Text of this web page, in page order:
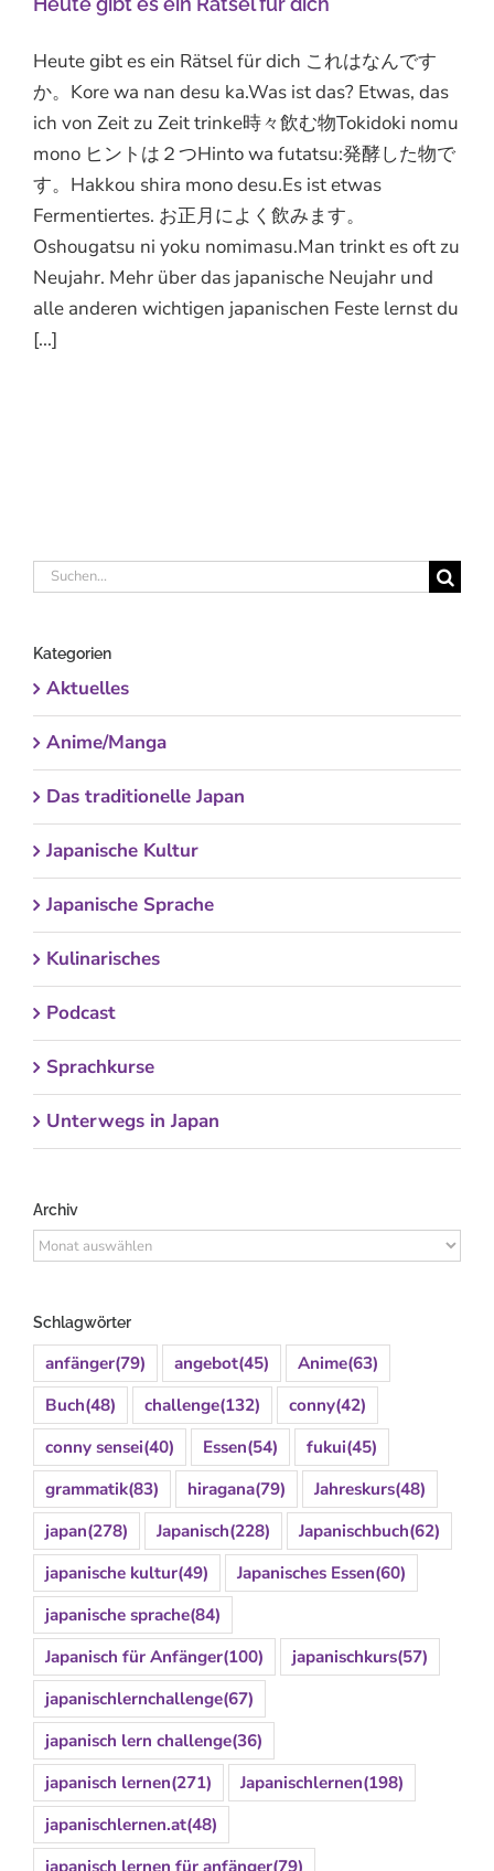
Heute gibt es ein Rätsel für dich これはなんです
か。Kore wa nan desu ka.Was ist das? Etwas, das
ich von Zeit zu Zeit trinke時々飲む物Tokidoki nomu
mono ヒントは２つHinto wa futatsu:発酵した物で
す。Hakkou shira mono desu.Es ist etwas
Fermentiertes. お正月によく飲みます。
Oshougatsu ni yoku nomimasu.Man trinkt es oft zu
Neujahr. Mehr über das japanische Neujahr und
alle anderen wichtigen japanischen Feste lernst du
[...]
Suche
Kategorien
Aktuelles
Anime/Manga
Das traditionelle Japan
Japanische Kultur
Japanische Sprache
Kulinarisches
Podcast
Sprachkurse
Unterwegs in Japan
Archiv
Archiv
Schlagwörter
anfänger(79) angebot(45) Anime(63)
Buch(48) challenge(132) conny(42)
conny sensei(40) Essen(54) fukui(45)
grammatik(83) hiragana(79) Jahreskurs(48)
japan(278) Japanisch(228) Japanischbuch(62)
japanische kultur(49) Japanisches Essen(60)
japanische sprache(84)
Japanisch für Anfänger(100) japanischkurs(57)
japanischlernchallenge(67)
japanisch lern challenge(36)
japanisch lernen(271) Japanischlernen(198)
japanischlernen.at(48)